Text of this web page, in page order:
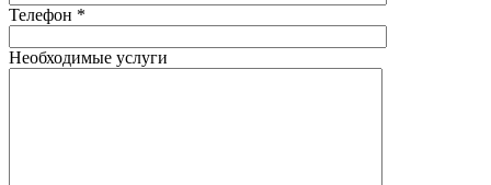
Телефон *
Необходимые услуги